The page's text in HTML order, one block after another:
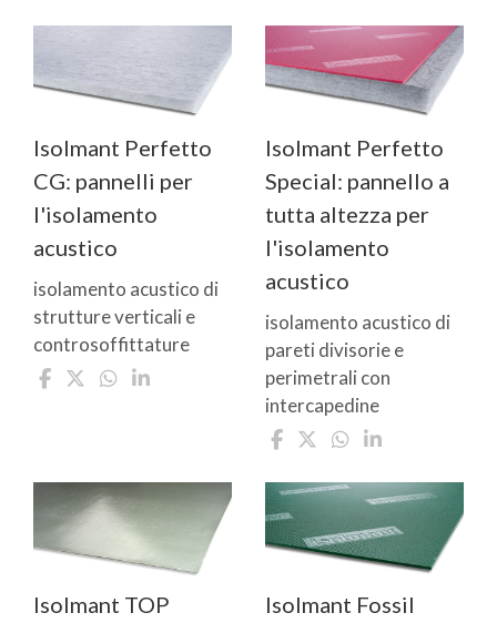
Isolmant Perfetto
CG: pannelli per
l'isolamento
acustico
isolamento acustico di
strutture verticali e
controsoffittature
Isolmant Perfetto
Special: pannello a
tutta altezza per
l'isolamento
acustico
isolamento acustico di
pareti divisorie e
perimetrali con
intercapedine
Isolmant TOP
Isolmant Fossil